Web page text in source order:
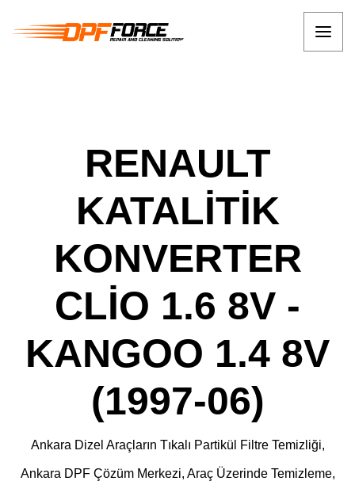
RENAULT
KATALİTİK
KONVERTER
CLİO 1.6 8V -
KANGOO 1.4 8V
(1997-06)
Ankara Dizel Araçların Tıkalı Partikül Filtre Temizliği,
Ankara DPF Çözüm Merkezi, Araç Üzerinde Temizleme,